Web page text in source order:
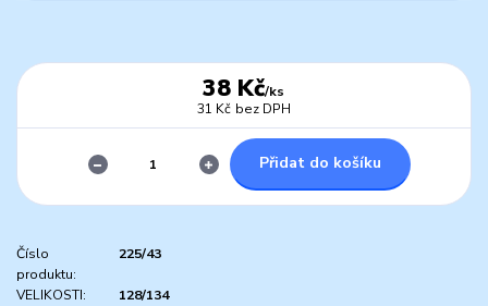
38 Kč/ks
31 Kč bez DPH
Přidat do košíku
Číslo
produktu:
225/43
VELIKOSTI:
128/134